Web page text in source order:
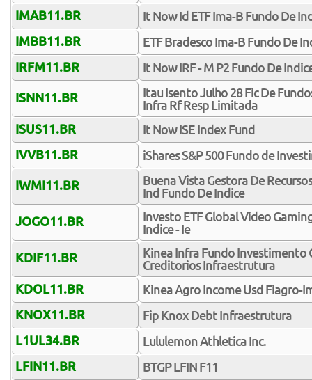
IMAB11.BR
It Now Id ETF Ima-B Fundo De
IMBB11.BR
ETF Bradesco Ima-B Fundo De
IRFM11.BR
It Now IRF - M P2 Fundo De
ISNN11.BR
Itau Isento Julho 28 Fic De
Infra Rf Resp Limitada
ISUS11.BR
It Now ISE Index Fund
IVVB11.BR
iShares S&P 500 Fundo de
IWMI11.BR
Buena Vista Gestora De
Ind Fundo De Indice
JOGO11.BR
Investo ETF Global Video
Indice - Ie
KDIF11.BR
Kinea Infra Fundo Investimento
Creditorios Infraestrutura
KDOL11.BR
Kinea Agro Income Usd Fiagro-
KNOX11.BR
Fip Knox Debt Infraestrutura
L1UL34.BR
Lululemon Athletica Inc.
LFIN11.BR
BTGP LFIN F11